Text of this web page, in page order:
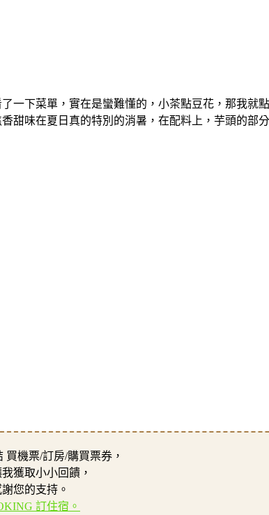
下菜單，實在是蠻難懂的，小茶點豆花，那我就
甜味在夏日真的特別的消暑，在配料上，芋頭的部
買機票/訂房/購買票券，
獲取小小回饋，
謝您的支持。
訂住宿。